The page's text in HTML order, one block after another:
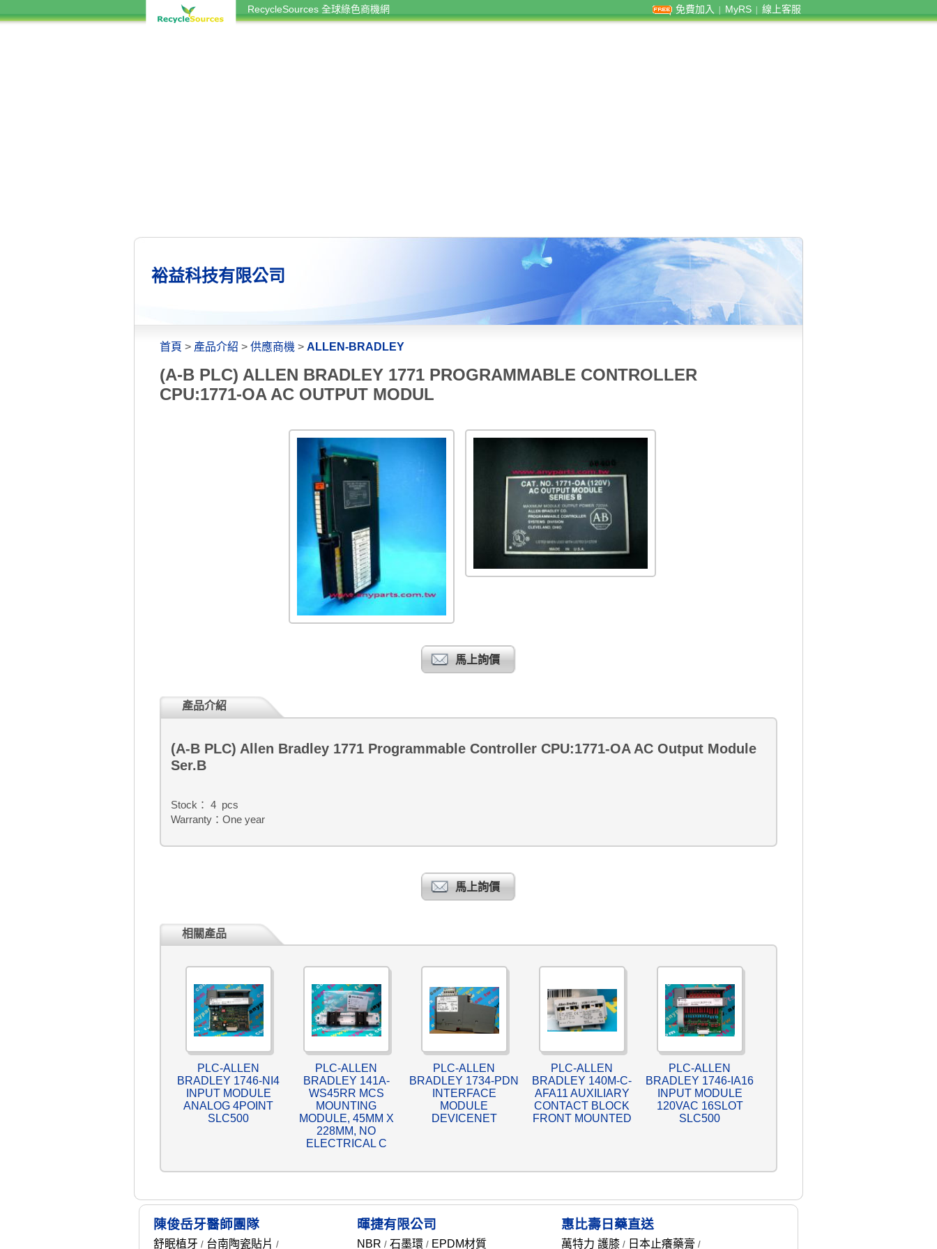
RecycleSources 全球綠色商機網 免費加入 MyRS 線上客服
裕益科技有限公司
首頁 > 產品介紹 > 供應商機 > ALLEN-BRADLEY
(A-B PLC) ALLEN BRADLEY 1771 PROGRAMMABLE CONTROLLER
CPU:1771-OA AC OUTPUT MODUL
馬上詢價
產品介紹
(A-B PLC) Allen Bradley 1771 Programmable Controller CPU:1771-OA AC Output Module
Ser.B
Stock： 4 pcs
Warranty：One year
馬上詢價
相關產品
PLC-ALLEN
BRADLEY 1746-NI4
INPUT MODULE
ANALOG 4POINT
SLC500
PLC-ALLEN
BRADLEY 141A-
WS45RR MCS
MOUNTING
MODULE, 45MM X
228MM, NO
ELECTRICAL C
PLC-ALLEN
BRADLEY 1734-PDN
INTERFACE
MODULE
DEVICENET
PLC-ALLEN
BRADLEY 140M-C-
AFA11 AUXILIARY
CONTACT BLOCK
FRONT MOUNTED
PLC-ALLEN
BRADLEY 1746-IA16
INPUT MODULE
120VAC 16SLOT
SLC500
陳俊岳牙醫師團隊
舒眠植牙 / 台南陶瓷貼片 /
暉捷有限公司
NBR /石墨環 / EPDM材質
惠比壽日藥直送
萬特力 護膝 / 日本止癢藥膏 /